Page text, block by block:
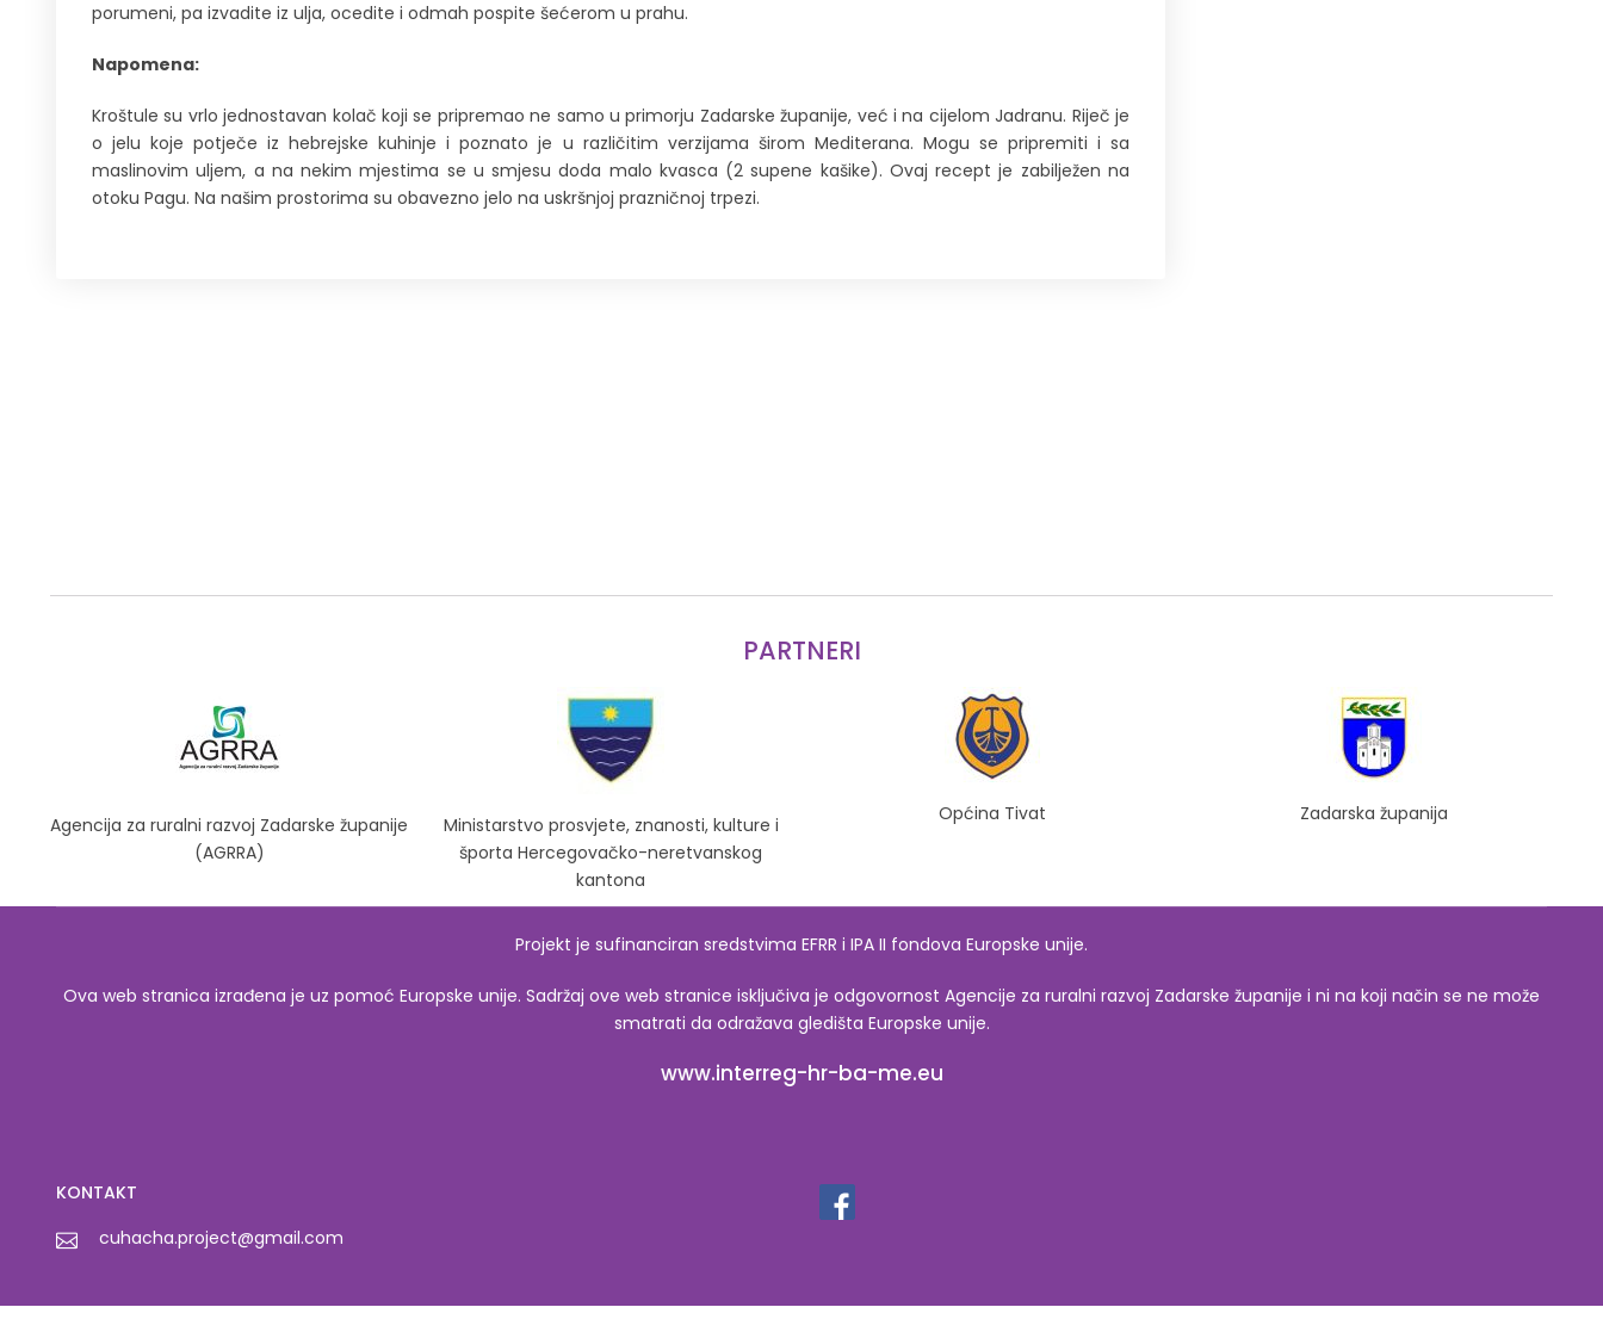
porumeni, pa izvadite iz ulja, ocedite i odmah pospite šećerom u prahu.
Napomena:
Kroštule su vrlo jednostavan kolač koji se pripremao ne samo u primorju Zadarske županije, već i na cijelom Jadranu. Riječ je
o jelu koje potječe iz hebrejske kuhinje i poznato je u različitim verzijama širom Mediterana. Mogu se pripremiti i sa
maslinovim uljem, a na nekim mjestima se u smjesu doda malo kvasca (2 supene kašike). Ovaj recept je zabilježen na
otoku Pagu. Na našim prostorima su obavezno jelo na uskršnjoj prazničnoj trpezi.
PARTNERI
Agencija za ruralni razvoj Zadarske županije
(AGRRA)
Ministarstvo prosvjete, znanosti, kulture i
športa Hercegovačko-neretvanskog
kantona
Općina Tivat Zadarska županija
Projekt je sufinanciran sredstvima EFRR i IPA II fondova Europske unije.
Ova web stranica izrađena je uz pomoć Europske unije. Sadržaj ove web stranice isključiva je odgovornost Agencije za ruralni razvoj Zadarske županije i ni na koji način se ne može
smatrati da odražava gledišta Europske unije.
www.interreg-hr-ba-me.eu
KONTAKT
cuhacha.project@gmail.com